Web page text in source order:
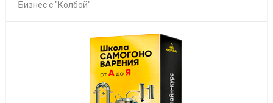
Бизнес с "Колбой"